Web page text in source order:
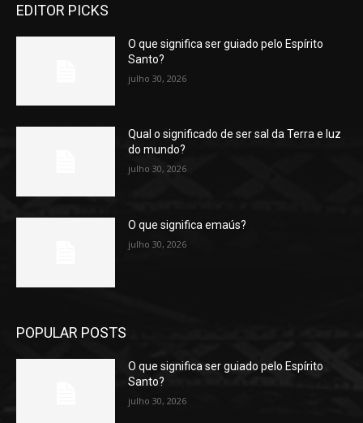
EDITOR PICKS
O que significa ser guiado pelo Espírito
Santo?
julho 30, 2026
Qual o significado de ser sal da Terra e luz
do mundo?
julho 30, 2026
O que significa emaús?
julho 30, 2026
POPULAR POSTS
O que significa ser guiado pelo Espírito
Santo?
julho 30, 2026